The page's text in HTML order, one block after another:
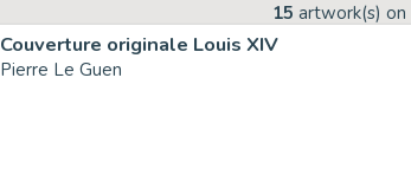
15 artwork(s) on
Couverture originale Louis XIV
Pierre Le Guen